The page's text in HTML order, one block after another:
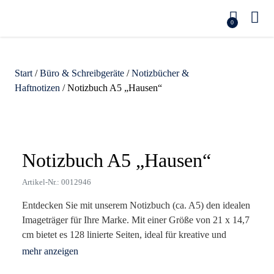
0
Start /Büro & Schreibgeräte /Notizbücher &
Haftnotizen / Notizbuch A5 „Hausen“
Notizbuch A5 „Hausen“
Artikel-Nr.: 0012946
Entdecken Sie mit unserem Notizbuch (ca. A5) den idealen
Imageträger für Ihre Marke. Mit einer Größe von 21 x 14,7
cm bietet es 128 linierte Seiten, ideal für kreative und
geschäftliche Notizen. Seine robuste Hülle aus PVC,